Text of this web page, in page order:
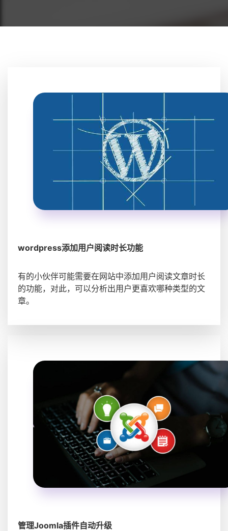
wordpress添加用户阅读时长功能
有的小伙伴可能需要在网站中添加用户阅读文章时长
的功能，对此，可以分析出用户更喜欢哪种类型的文
章。
管理Joomla插件自动升级